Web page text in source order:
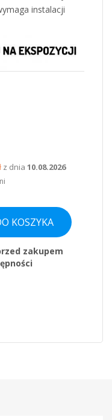
instalacji
z dnia 10.08.2026
KOSZYKA
zakupem